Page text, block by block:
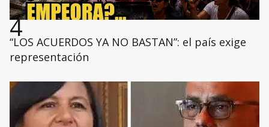
4
“LOS ACUERDOS YA NO BASTAN”: el país exige
representación